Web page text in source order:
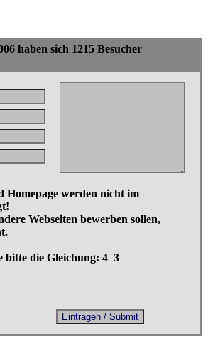
haben sich 1215 Besucher
Homepage werden nicht im
Webseiten bewerben sollen,
bitte die Gleichung: 4 3